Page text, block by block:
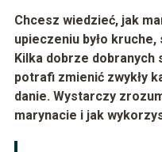
Chcesz wiedzieć, jak
upieczeniu było
Kilka dobrze dobranych
potrafi zmienić zwykły
danie. Wystarczy
marynacie i jak